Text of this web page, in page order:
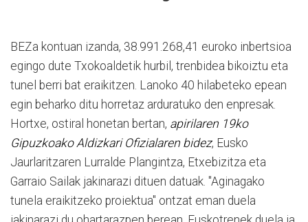
BEZa kontuan izanda, 38.991.268,41 euroko inbertsioa
egingo dute Txokoaldetik hurbil, trenbidea bikoiztu eta
tunel berri bat eraikitzen. Lanoko 40 hilabeteko epean
egin beharko ditu horretaz arduratuko den enpresak.
Hortxe, ostiral honetan bertan, apirilaren 19ko
Gipuzkoako Aldizkari Ofizialaren bidez, Eusko
Jaurlaritzaren Lurralde Plangintza, Etxebizitza eta
Garraio Sailak jakinarazi dituen datuak. "Aginagako
tunela eraikitzeko proiektua" ontzat eman duela